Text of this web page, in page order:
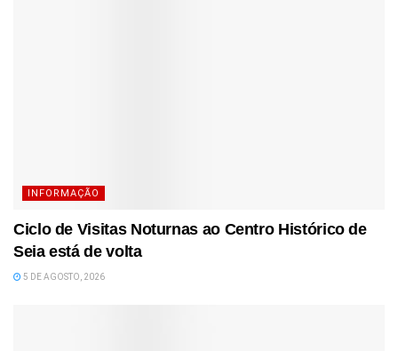
INFORMAÇÃO
Ciclo de Visitas Noturnas ao Centro Histórico de
Seia está de volta
5 DE AGOSTO, 2026